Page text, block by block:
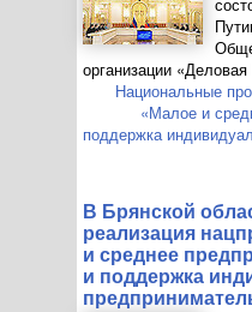
организации
Национальные
«Малое и
поддержка
В Брянской
реализация
и среднее
и поддержка